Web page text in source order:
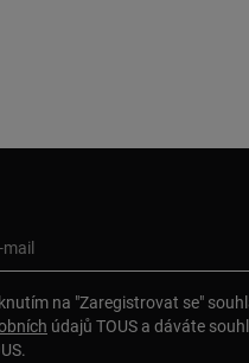
mail
na "Zaregistrovat se"
údajů TOUS a dáváte